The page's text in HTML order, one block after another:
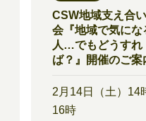
CSW地域支え合
会『地域で気にな
人…でもどうすれ
ば？』開催のご案
2月14日（土）14
16時